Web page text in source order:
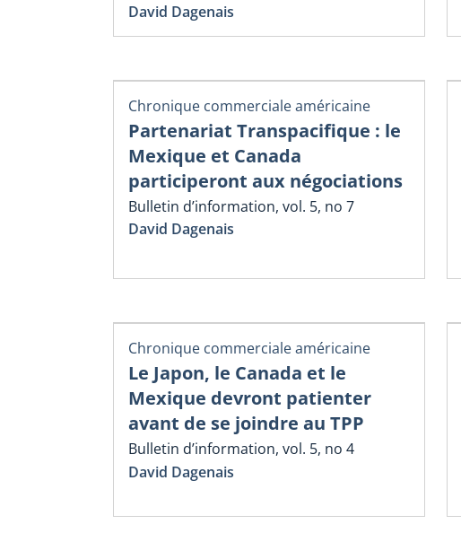
David Dagenais
Chronique commerciale américaine
Partenariat Transpacifique : le
Mexique et Canada
participeront aux négociations
Bulletin d’information, vol. 5, no 7
David Dagenais
Chronique commerciale américaine
Le Japon, le Canada et le
Mexique devront patienter
avant de se joindre au TPP
Bulletin d’information, vol. 5, no 4
David Dagenais